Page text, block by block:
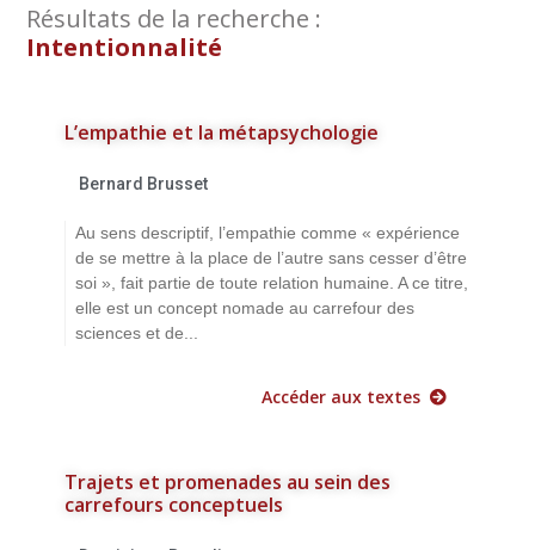
Résultats de la recherche :
Intentionnalité
L’empathie et la métapsychologie
Bernard Brusset
Au sens descriptif, l’empathie comme « expérience
de se mettre à la place de l’autre sans cesser d’être
soi », fait partie de toute relation humaine. A ce titre,
elle est un concept nomade au carrefour des
sciences et de...
Accéder aux textes
Trajets et promenades au sein des
carrefours conceptuels